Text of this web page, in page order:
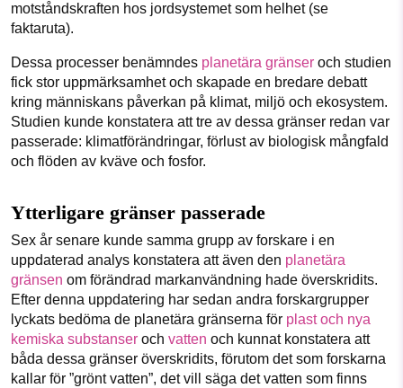
motståndskraften hos jordsystemet som helhet (se
faktaruta).
Dessa processer benämndes planetära gränser och studien
fick stor uppmärksamhet och skapade en bredare debatt
kring människans påverkan på klimat, miljö och ekosystem.
Studien kunde konstatera att tre av dessa gränser redan var
passerade: klimatförändringar, förlust av biologisk mångfald
och flöden av kväve och fosfor.
Ytterligare gränser passerade
Sex år senare kunde samma grupp av forskare i en
uppdaterad analys konstatera att även den planetära
gränsen om förändrad markanvändning hade överskridits.
Efter denna uppdatering har sedan andra forskargrupper
lyckats bedöma de planetära gränserna för plast och nya
kemiska substanser och vatten och kunnat konstatera att
båda dessa gränser överskridits, förutom det som forskarna
kallar för ”grönt vatten”, det vill säga det vatten som finns